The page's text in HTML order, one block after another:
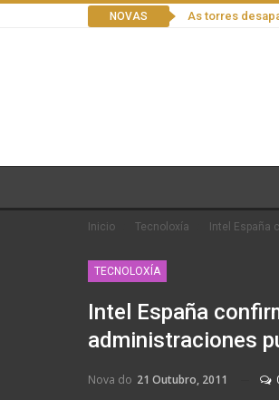
NOVAS As torres
Inicio Tecnoloxía Intel España
TECNOLOXÍA
Intel España
administraciones
Nova do 21 Outubro, 2011